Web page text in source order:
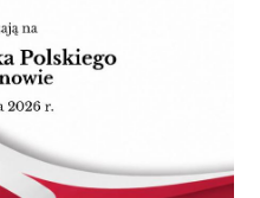
Artura obaj Wezgraj.
są autoryzowane.
Stowarzyszeniu Lepszy
w tym dniu swój
podczas imprezy na
kampania
Koszalin wraz
Stowarzyszenia, na